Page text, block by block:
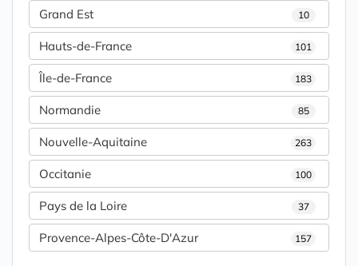
Grand Est 10
Hauts-de-France 101
Île-de-France 183
Normandie 85
Nouvelle-Aquitaine 263
Occitanie 100
Pays de la Loire 37
Provence-Alpes-Côte-D'Azur 157